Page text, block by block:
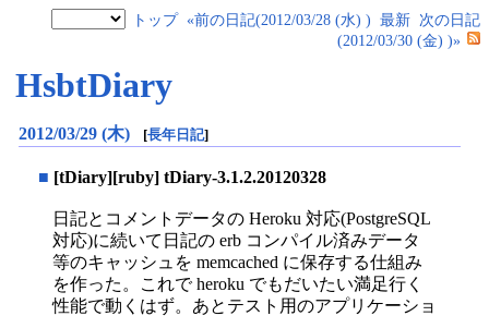
トップ «前の日記(2012/03/28 (水) ) 最新 次の日記
(2012/03/30 (金) )»
HsbtDiary
2012/03/29 (木) [長年日記]
■ [tDiary][ruby] tDiary-3.1.2.20120328
日記とコメントデータの Heroku 対応(PostgreSQL
対応)に続いて日記の erb コンパイル済みデータ
等のキャッシュを memcached に保存する仕組み
を作った。これで heroku でもだいたい満足行く
性能で動くはず。あとテスト用のアプリケーショ